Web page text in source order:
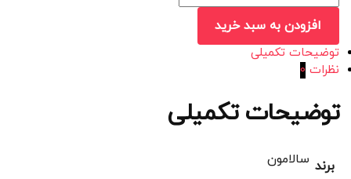
افزودن به سبد خرید
توضیحات تکمیلی
نظرات 0
توضیحات تکمیلی
برند سالامون